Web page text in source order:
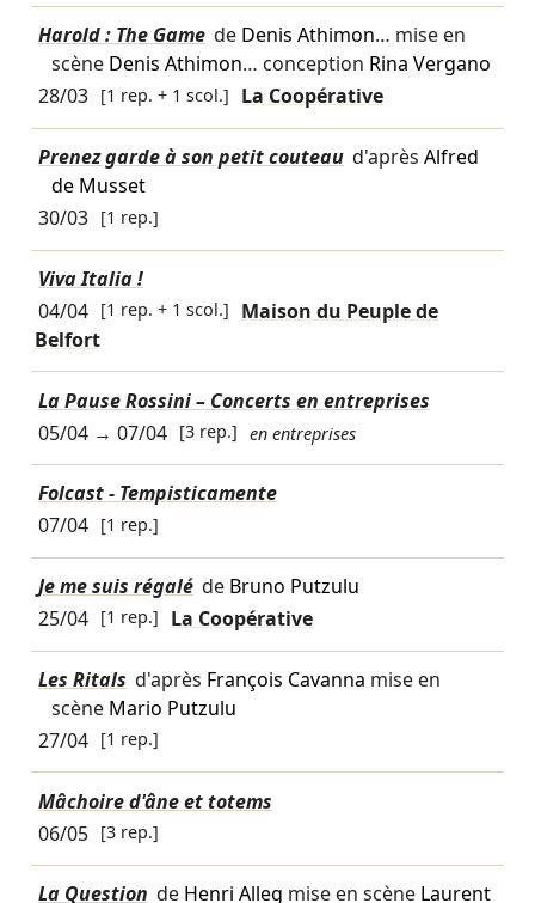
Harold : The Game de Denis Athimon… mise en
scène Denis Athimon… conception Rina Vergano
28/03 [1 rep. + 1 scol.] La Coopérative
Prenez garde à son petit couteau d'après Alfred
de Musset
30/03 [1 rep.]
Viva Italia !
04/04 [1 rep. + 1 scol.]
Maison du Peuple de
Belfort
La Pause Rossini – Concerts en entreprises
05/04→ 07/04 [3 rep.] en entreprises
Folcast - Tempisticamente
07/04 [1 rep.]
Je me suis régalé de Bruno Putzulu
25/04 [1 rep.] La Coopérative
Les Ritals d'après François Cavanna mise en
scène Mario Putzulu
27/04 [1 rep.]
Mâchoire d'âne et totems
06/05 [3 rep.]
La Question de Henri Alleg mise en scène Laurent